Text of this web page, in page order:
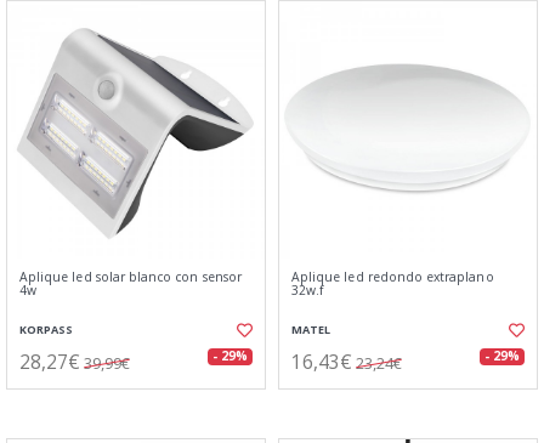
Aplique led solar blanco con sensor
4w
KORPASS
28,27€ 39,99€ - 29%
Aplique led redondo extraplano
32w.f
MATEL
16,43€ 23,24€ - 29%